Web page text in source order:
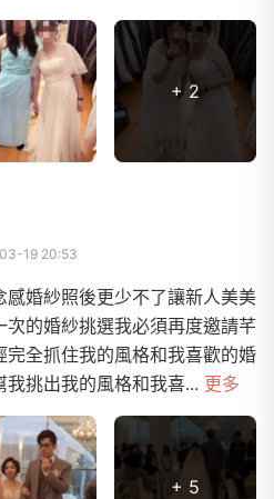
+ 2
19 20:53
婚紗照後更少不了讓新人美美
的婚紗挑選我必須再度邀請芊
全抓住我的風格和我喜歡的婚
挑出我的風格和我喜... 更多
+ 5